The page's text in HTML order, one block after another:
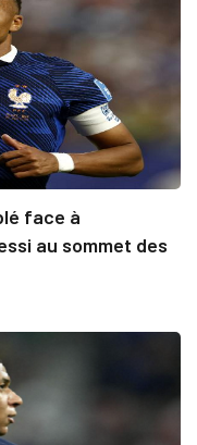
face à
au sommet des